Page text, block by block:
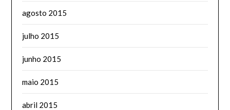
agosto 2015
julho 2015
junho 2015
maio 2015
abril 2015